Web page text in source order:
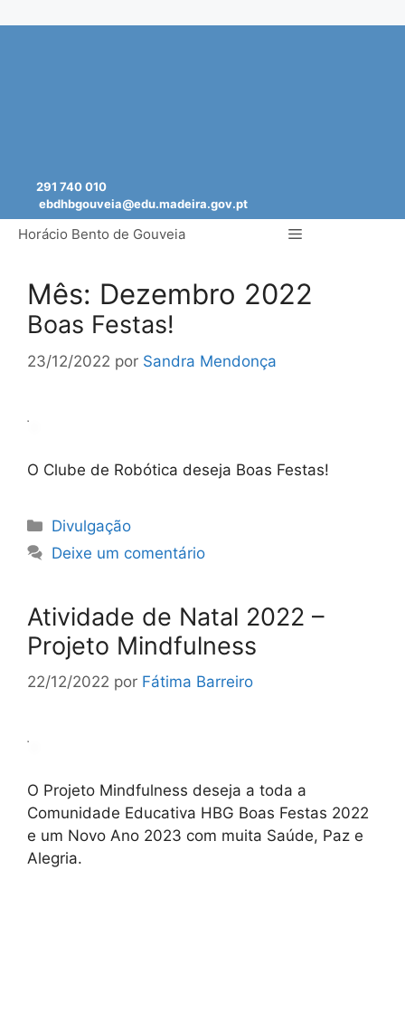
291 740 010
ebdhbgouveia@edu.madeira.gov.pt
Horácio Bento de Gouveia Menu
Mês: Dezembro 2022
Boas Festas!
23/12/2022 por Sandra Mendonça
O Clube de Robótica deseja Boas Festas!
Categorias
Divulgação
Deixe um comentário
Atividade de Natal 2022 –
Projeto Mindfulness
22/12/2022 por Fátima Barreiro
O Projeto Mindfulness deseja a toda a
Comunidade Educativa HBG Boas Festas 2022
e um Novo Ano 2023 com muita Saúde, Paz e
Alegria.